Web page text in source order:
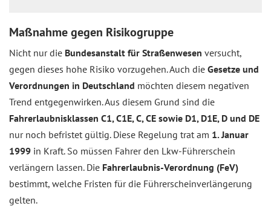
Maßnahme gegen Risikogruppe
Nicht nur die Bundesanstalt für Straßenwesen versucht,
gegen dieses hohe Risiko vorzugehen. Auch die Gesetze und
Verordnungen in Deutschland möchten diesem negativen
Trend entgegenwirken. Aus diesem Grund sind die
Fahrerlaubnisklassen C1, C1E, C, CE sowie D1, D1E, D und DE
nur noch befristet gültig. Diese Regelung trat am 1. Januar
1999 in Kraft. So müssen Fahrer den Lkw-Führerschein
verlängern lassen. Die Fahrerlaubnis-Verordnung (FeV)
bestimmt, welche Fristen für die Führerscheinverlängerung
gelten.